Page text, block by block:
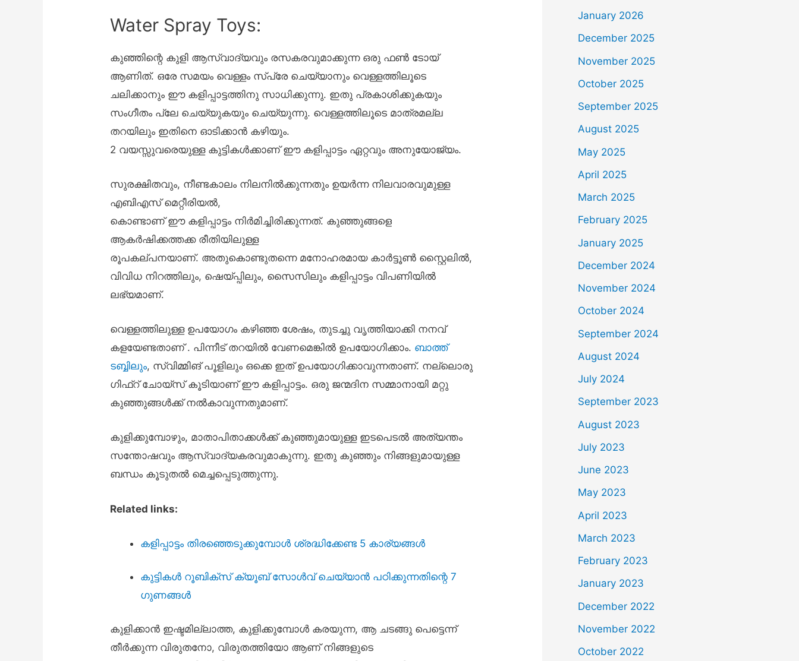
Water Spray Toys:
കുഞ്ഞിന്റെ കുളി ആസ്വാദ്യവും രസകരവുമാക്കുന്ന ഒരു ഫൺ ടോയ്
ആണിത്. ഒരേ സമയം വെള്ളം സ്പ്രേ ചെയ്യാനും വെള്ളത്തിലൂടെ
ചലിക്കാനും ഈ കളിപ്പാട്ടത്തിനു സാധിക്കുന്നു. ഇതു പ്രകാശിക്കുകയും
സംഗീതം പ്ലേ ചെയ്യുകയും ചെയ്യുന്നു. വെള്ളത്തിലൂടെ മാത്രമല്ല
തറയിലും ഇതിനെ ഓടിക്കാൻ കഴിയും.
2 വയസ്സുവരെയുള്ള കുട്ടികൾക്കാണ് ഈ കളിപ്പാട്ടം ഏറ്റവും അനുയോജ്യം.
സുരക്ഷിതവും, നീണ്ടകാലം നിലനിൽക്കുന്നതും ഉയർന്ന നിലവാരവുമുള്ള
എബി‌എസ് മെറ്റീരിയൽ,
കൊണ്ടാണ് ഈ കളിപ്പാട്ടം നിർമിച്ചിരിക്കുന്നത്. കുഞ്ഞുങ്ങളെ
ആകർഷിക്കത്തക്ക രീതിയിലുള്ള
രൂപകല്പനയാണ്. അതുകൊണ്ടുതന്നെ മനോഹരമായ കാർട്ടൂൺ സ്റ്റൈലിൽ,
വിവിധ നിറത്തിലും, ഷെയ്പ്പിലും, സൈസിലും കളിപ്പാട്ടം വിപണിയിൽ
ലഭ്യമാണ്.
വെള്ളത്തിലുള്ള ഉപയോഗം കഴിഞ്ഞ ശേഷം, തുടച്ചു വൃത്തിയാക്കി നനവ്
കളയേണ്ടതാണ് . പിന്നീട് തറയിൽ വേണമെങ്കിൽ ഉപയോഗിക്കാം. ബാത്ത്
ടബ്ബിലും, സ്വിമ്മിങ് പൂളിലും ഒക്കെ ഇത് ഉപയോഗിക്കാവുന്നതാണ്. നല്ലൊരു
ഗിഫ്റ് ചോയ്സ് കൂടിയാണ് ഈ കളിപ്പാട്ടം. ഒരു ജന്മദിന സമ്മാനായി മറ്റു
കുഞ്ഞുങ്ങൾക്ക് നൽകാവുന്നതുമാണ്.
കുളിക്കുമ്പോഴും, മാതാപിതാക്കൾക്ക് കുഞ്ഞുമായുള്ള ഇടപെടൽ അത്യന്തം
സന്തോഷവും ആസ്വാദ്യകരവുമാകുന്നു. ഇതു കുഞ്ഞും നിങ്ങളുമായുള്ള
ബന്ധം കൂടുതൽ മെച്ചപ്പെടുത്തുന്നു.
Related links:
കളിപ്പാട്ടം തിരഞ്ഞെടുക്കുമ്പോൾ ശ്രദ്ധിക്കേണ്ട 5 കാര്യങ്ങൾ
കുട്ടികൾ റൂബിക്സ് ക്യൂബ് സോൾവ് ചെയ്യാൻ പഠിക്കുന്നതിന്റെ 7
ഗുണങ്ങൾ
കുളിക്കാൻ ഇഷ്ടമില്ലാത്ത, കുളിക്കുമ്പോൾ കരയുന്ന, ആ ചടങ്ങു പെട്ടെന്ന്
തീർക്കുന്ന വിരുതനോ, വിരുതത്തിയോ ആണ് നിങ്ങളുടെ
January 2026
December 2025
November 2025
October 2025
September 2025
August 2025
May 2025
April 2025
March 2025
February 2025
January 2025
December 2024
November 2024
October 2024
September 2024
August 2024
July 2024
September 2023
August 2023
July 2023
June 2023
May 2023
April 2023
March 2023
February 2023
January 2023
December 2022
November 2022
October 2022